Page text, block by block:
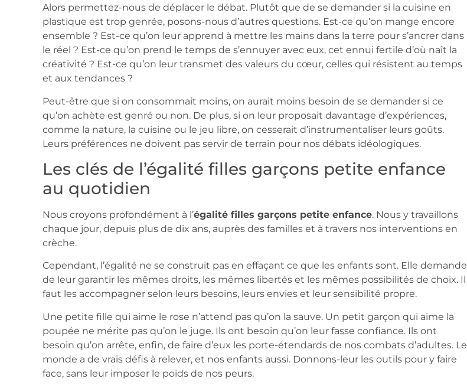
Alors permettez-nous de déplacer le débat. Plutôt que de se demander si la cuisine en
plastique est trop genrée, posons-nous d’autres questions. Est-ce qu’on mange encore
ensemble ? Est-ce qu’on leur apprend à mettre les mains dans la terre pour s’ancrer dans
le réel ? Est-ce qu’on prend le temps de s’ennuyer avec eux, cet ennui fertile d’où naît la
créativité ? Est-ce qu’on leur transmet des valeurs du cœur, celles qui résistent au temps
et aux tendances ?
Peut-être que si on consommait moins, on aurait moins besoin de se demander si ce
qu’on achète est genré ou non. De plus, si on leur proposait davantage d’expériences,
comme la nature, la cuisine ou le jeu libre, on cesserait d’instrumentaliser leurs goûts.
Leurs préférences ne doivent pas servir de terrain pour nos débats idéologiques.
Les clés de l’égalité filles garçons petite enfance
au quotidien
Nous croyons profondément à l’égalité filles garçons petite enfance. Nous y travaillons
chaque jour, depuis plus de dix ans, auprès des familles et à travers nos interventions en
crèche.
Cependant, l’égalité ne se construit pas en effaçant ce que les enfants sont. Elle demande
de leur garantir les mêmes droits, les mêmes libertés et les mêmes possibilités de choix. Il
faut les accompagner selon leurs besoins, leurs envies et leur sensibilité propre.
Une petite fille qui aime le rose n’attend pas qu’on la sauve. Un petit garçon qui aime la
poupée ne mérite pas qu’on le juge. Ils ont besoin qu’on leur fasse confiance. Ils ont
besoin qu’on arrête, enfin, de faire d’eux les porte-étendards de nos combats d’adultes. Le
monde a de vrais défis à relever, et nos enfants aussi. Donnons-leur les outils pour y faire
face, sans leur imposer le poids de nos peurs.